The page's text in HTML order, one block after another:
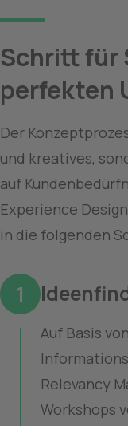
Schritt für
perfekten
Der
und kreatives,
auf
Experience
in die folgenden
1
Auf Basis
Relevancy
Workshops